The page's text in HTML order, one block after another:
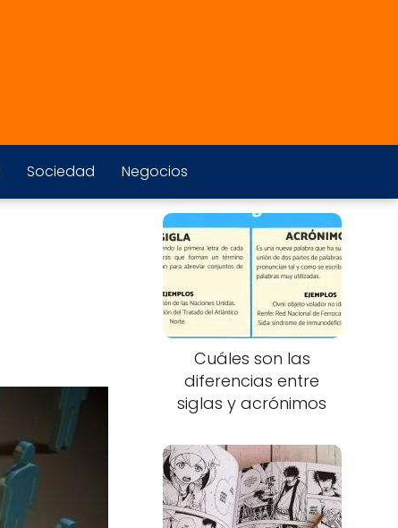
Sociedad Negocios
Cuáles son las
diferencias entre
siglas y acrónimos